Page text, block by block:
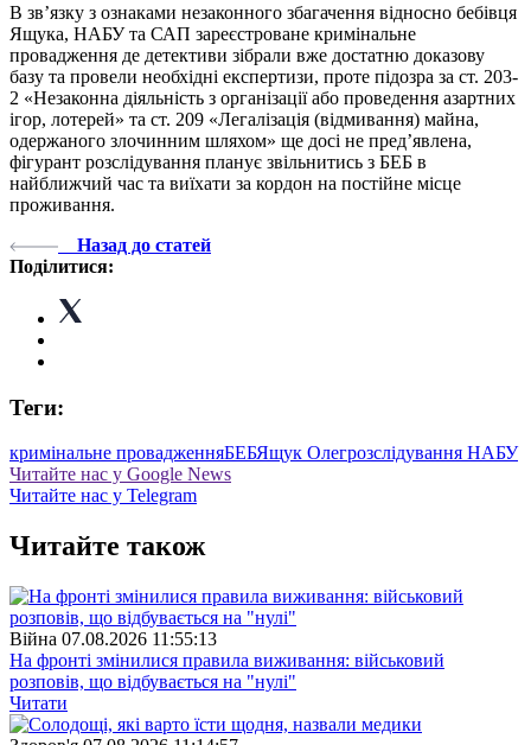
В зв’язку з ознаками незаконного збагачення відносно бебівця
Ящука, НАБУ та САП зареєстроване кримінальне
провадження де детективи зібрали вже достатню доказову
базу та провели необхідні експертизи, проте підозра за ст. 203-
2 «Незаконна діяльність з організації або проведення азартних
ігор, лотерей» та ст. 209 «Легалізація (відмивання) майна,
одержаного злочинним шляхом» ще досі не пред’явлена,
фігурант розслідування планує звільнитись з БЕБ в
найближчий час та виїхати за кордон на постійне місце
проживання.
Назад до статей
Поділитися:
Теги:
кримінальне провадженняБЕБЯщук Олегрозслідування НАБУ
Читайте нас у Google News
Читайте нас у Telegram
Читайте також
Війна 07.08.2026 11:55:13
На фронті змінилися правила виживання: військовий
розповів, що відбувається на "нулі"
Читати